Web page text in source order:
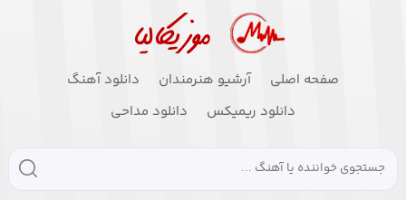
صفحه اصلی آرشیو هنرمندان
دانلود آهنگ
دانلود ریمیکس
دانلود مداحی